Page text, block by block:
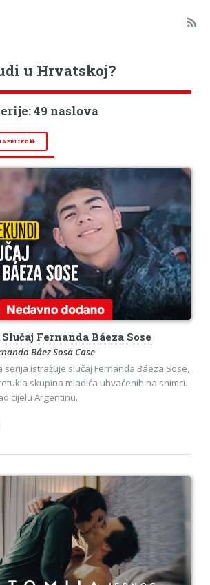
u Hrvatskoj?
49 naslova
Fernanda Báeza Sose
Báez Sosa Case
istražuje slučaj Fernanda Báeza Sose,
skupina mladića uhvaćenih na snimci.
cijelu Argentinu.